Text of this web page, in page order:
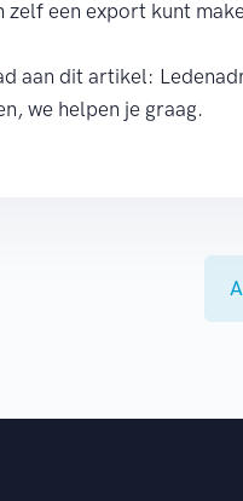
zelf een export kunt
aan dit artikel:
we helpen je graag.